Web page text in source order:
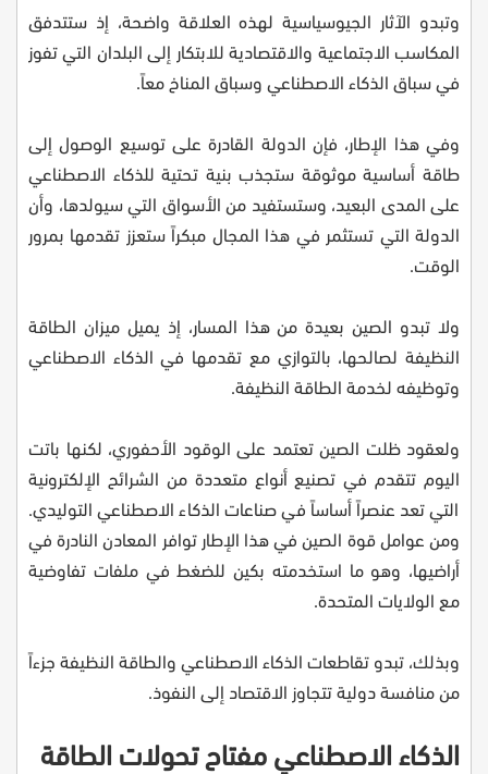
وتبدو الآثار الجيوسياسية لهذه العلاقة واضحة، إذ ستتدفق
المكاسب الاجتماعية والاقتصادية للابتكار إلى البلدان التي تفوز
في سباق الذكاء الاصطناعي وسباق المناخ معاً.
وفي هذا الإطار، فإن الدولة القادرة على توسيع الوصول إلى
طاقة أساسية موثوقة ستجذب بنية تحتية للذكاء الاصطناعي
على المدى البعيد، وستستفيد من الأسواق التي سيولدها، وأن
الدولة التي تستثمر في هذا المجال مبكراً ستعزز تقدمها بمرور
الوقت.
ولا تبدو الصين بعيدة من هذا المسار، إذ يميل ميزان الطاقة
النظيفة لصالحها، بالتوازي مع تقدمها في الذكاء الاصطناعي
وتوظيفه لخدمة الطاقة النظيفة.
ولعقود ظلت الصين تعتمد على الوقود الأحفوري، لكنها باتت
اليوم تتقدم في تصنيع أنواع متعددة من الشرائح الإلكترونية
التي تعد عنصراً أساساً في صناعات الذكاء الاصطناعي التوليدي.
ومن عوامل قوة الصين في هذا الإطار توافر المعادن النادرة في
أراضيها، وهو ما استخدمته بكين للضغط في ملفات تفاوضية
مع الولايات المتحدة.
وبذلك، تبدو تقاطعات الذكاء الاصطناعي والطاقة النظيفة جزءاً
من منافسة دولية تتجاوز الاقتصاد إلى النفوذ.
الذكاء الاصطناعي مفتاح تحولات الطاقة